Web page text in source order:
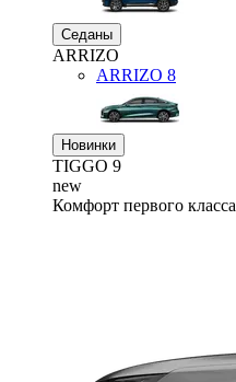
Седаны
ARRIZO
ARRIZO 8
Новинки
TIGGO 9
new
Комфорт первого класса